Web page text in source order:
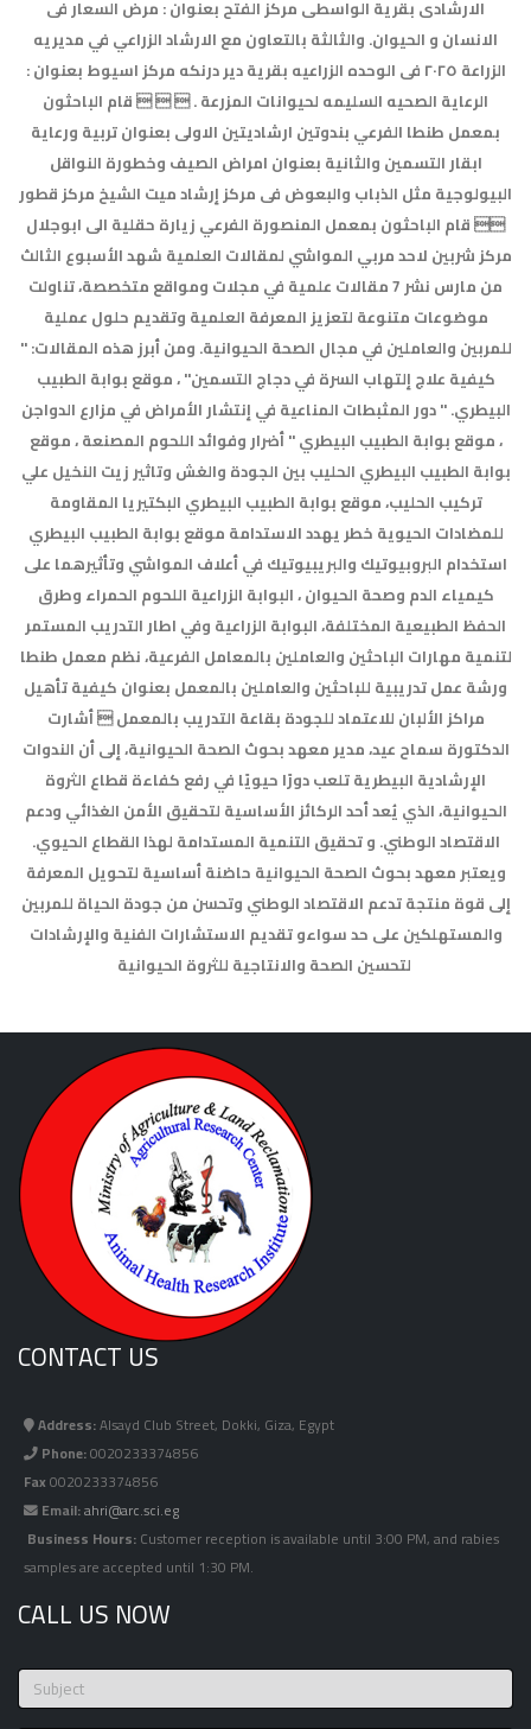
الارشادى بقرية الواسطى مركز الفتح بعنوان : مرض السعار فى
الانسان و الحيوان. والثالثة بالتعاون مع الارشاد الزراعي في مديريه
الزراعة ٢٠٢٥ فى الوحده الزراعيه بقرية دير درنكه مركز اسيوط بعنوان :
الرعاية الصحيه السليمه لحيوانات المزرعة .    قام الباحثون
بمعمل طنطا الفرعي بندوتين ارشاديتين الاولى بعنوان تربية ورعاية
ابقار التسمين والثانية بعنوان امراض الصيف وخطورة النواقل
البيولوجية مثل الذباب والبعوض فى مركز إرشاد ميت الشيخ مركز قطور
 قام الباحثون بمعمل المنصورة الفرعي زيارة حقلية الى ابوجلال
مركز شربين لاحد مربي المواشي لمقالات العلمية شهد الأسبوع الثالث
من مارس نشر 7 مقالات علمية في مجلات ومواقع متخصصة، تناولت
موضوعات متنوعة لتعزيز المعرفة العلمية وتقديم حلول عملية
للمربين والعاملين في مجال الصحة الحيوانية. ومن أبرز هذه المقالات: "
كيفية علاج إلتهاب السرة في دجاج التسمين" ، موقع بوابة الطبيب
البيطري. " دور المثبطات المناعية في إنتشار الأمراض في مزارع الدواجن
، موقع بوابة الطبيب البيطري " أضرار وفوائد اللحوم المصنعة ، موقع
بوابة الطبيب البيطري الحليب بين الجودة والغش وتاثير زيت النخيل علي
تركيب الحليب، موقع بوابة الطبيب البيطري البكتيريا المقاومة
للمضادات الحيوية خطر يهدد الاستدامة موقع بوابة الطبيب البيطري
استخدام البروبيوتيك والبريبيوتيك في أعلاف المواشي وتأثيرهما على
كيمياء الدم وصحة الحيوان ، البوابة الزراعية اللحوم الحمراء وطرق
الحفظ الطبيعية المختلفة، البوابة الزراعية وفي اطار التدريب المستمر
لتنمية مهارات الباحثين والعاملين بالمعامل الفرعية، نظم معمل طنطا
ورشة عمل تدريبية للباحثين والعاملين بالمعمل بعنوان كيفية تأهيل
مراكز الألبان للاعتماد للجودة بقاعة التدريب بالمعمل  أشارت
الدكتورة سماح عيد، مدير معهد بحوث الصحة الحيوانية، إلى أن الندوات
الإرشادية البيطرية تلعب دورًا حيويًا في رفع كفاءة قطاع الثروة
الحيوانية، الذي يُعد أحد الركائز الأساسية لتحقيق الأمن الغذائي ودعم
الاقتصاد الوطني. و تحقيق التنمية المستدامة لهذا القطاع الحيوي.
ويعتبر معهد بحوث الصحة الحيوانية حاضنة أساسية لتحويل المعرفة
إلى قوة منتجة تدعم الاقتصاد الوطني وتحسن من جودة الحياة للمربين
والمستهلكين على حد سواءو تقديم الاستشارات الفنية والإرشادات
CONTACT US
Address:Alsayd Club Street, Dokki, Giza, Egypt
Phone:0020233374856
Fax0020233374856
Email:ahri@arc.sci.eg
Business Hours:Customer reception is available until 3:00 PM, and rabies
samples are accepted until 1:30 PM.
CALL US NOW